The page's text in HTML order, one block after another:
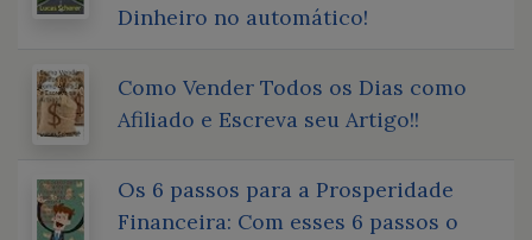
Dinheiro no automático!
Como Vender Todos os Dias como
Afiliado e Escreva seu Artigo!!
Os 6 passos para a Prosperidade
Financeira: Com esses 6 passos o